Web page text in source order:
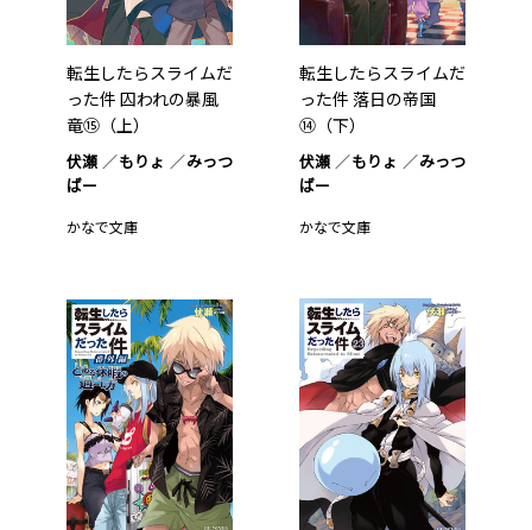
転生したらスライムだ
った件 囚われの暴風
竜⑮（上）
伏瀬 もりょ
みっつ
ばー
かなで文庫
転生したらスライムだ
った件 落日の帝国
⑭（下）
伏瀬 もりょ
みっつ
ばー
かなで文庫